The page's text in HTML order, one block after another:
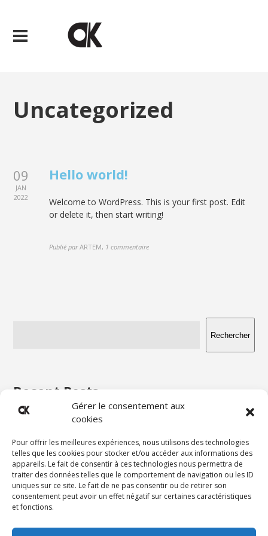
Gérer le consentement aux
cookies
Pour offrir les meilleures expériences, nous utilisons des technologies
telles que les cookies pour stocker et/ou accéder aux informations des
appareils. Le fait de consentir à ces technologies nous permettra de
traiter des données telles que le comportement de navigation ou les ID
uniques sur ce site. Le fait de ne pas consentir ou de retirer son
consentement peut avoir un effet négatif sur certaines caractéristiques
et fonctions.
Uncategorized
09
JAN
2022
Hello world!
Welcome to WordPress. This is your first post. Edit
or delete it, then start writing!
Publié par ARTEM, 1 commentaire
Rechercher
Recent Posts
Hello world!
Recent Comments
A WordPress CommentersurHello world!